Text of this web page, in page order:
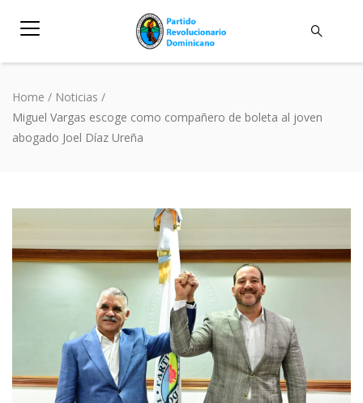
Home / Noticias /
Miguel Vargas escoge como compañero de boleta al joven
abogado Joel Díaz Ureña